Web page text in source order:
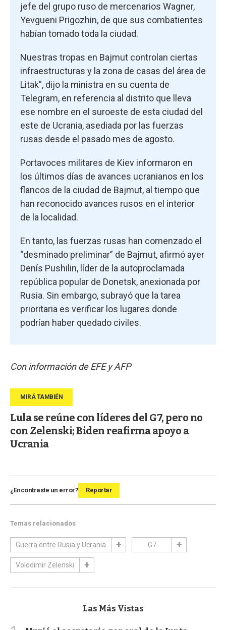
jefe del grupo ruso de mercenarios Wagner,
Yevgueni Prigozhin, de que sus combatientes
habían tomado toda la ciudad.
Nuestras tropas en Bajmut controlan ciertas
infraestructuras y la zona de casas del área de
Litak”, dijo la ministra en su cuenta de
Telegram, en referencia al distrito que lleva
ese nombre en el suroeste de esta ciudad del
este de Ucrania, asediada por las fuerzas
rusas desde el pasado mes de agosto.
Portavoces militares de Kiev informaron en
los últimos días de avances ucranianos en los
flancos de la ciudad de Bajmut, al tiempo que
han reconocido avances rusos en el interior
de la localidad.
En tanto, las fuerzas rusas han comenzado el
“desminado preliminar” de Bajmut, afirmó ayer
Denís Pushilin, líder de la autoproclamada
república popular de Donetsk, anexionada por
Rusia. Sin embargo, subrayó que la tarea
prioritaria es verificar los lugares donde
podrían haber quedado civiles.
Con información de EFE y AFP
Lula se reúne con líderes del G7, pero no
con Zelenski; Biden reafirma apoyo a
Ucrania
¿Encontraste un error? Reportar
Temas relacionados
Guerra entre Rusia y Ucrania G7
Volodimir Zelenski
Las Más Vistas